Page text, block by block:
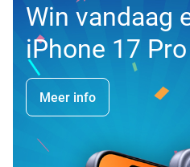
Win vandaag
iPhone 17 Pro
Meer info